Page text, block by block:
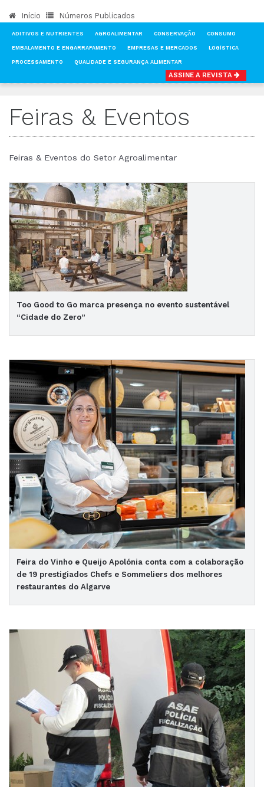
Início Números Publicados
ADITIVOS E NUTRIENTES AGROALIMENTAR CONSERVAÇÃO CONSUMO
EMBALAMENTO E ENGARRAFAMENTO EMPRESAS E MERCADOS LOGÍSTICA
PROCESSAMENTO QUALIDADE E SEGURANÇA ALIMENTAR
ASSINE A REVISTA
Feiras & Eventos
Feiras & Eventos do Setor Agroalimentar
Too Good to Go marca presença no evento sustentável
“Cidade do Zero”
Feira do Vinho e Queijo Apolónia conta com a colaboração
de 19 prestigiados Chefs e Sommeliers dos melhores
restaurantes do Algarve